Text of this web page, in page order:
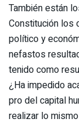
También están
Constitución los
político y
nefastos
tenido como
¿Ha impedido
pro del capital
realizar lo